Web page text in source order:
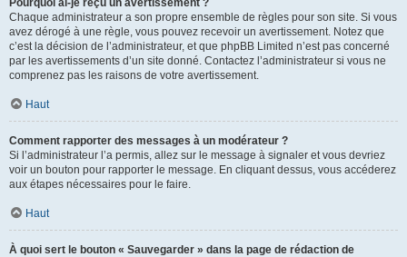
Pourquoi ai-je reçu un avertissement ?
Chaque administrateur a son propre ensemble de règles pour son site. Si vous
avez dérogé à une règle, vous pouvez recevoir un avertissement. Notez que
c’est la décision de l’administrateur, et que phpBB Limited n’est pas concerné
par les avertissements d’un site donné. Contactez l’administrateur si vous ne
comprenez pas les raisons de votre avertissement.
Haut
Comment rapporter des messages à un modérateur ?
Si l’administrateur l’a permis, allez sur le message à signaler et vous devriez
voir un bouton pour rapporter le message. En cliquant dessus, vous accéderez
aux étapes nécessaires pour le faire.
Haut
À quoi sert le bouton « Sauvegarder » dans la page de rédaction de